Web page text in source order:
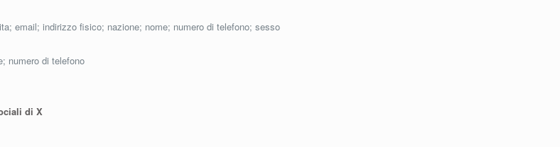
email; indirizzo fisico; nazione; nome; numero di telefono; sesso
numero di telefono
di X